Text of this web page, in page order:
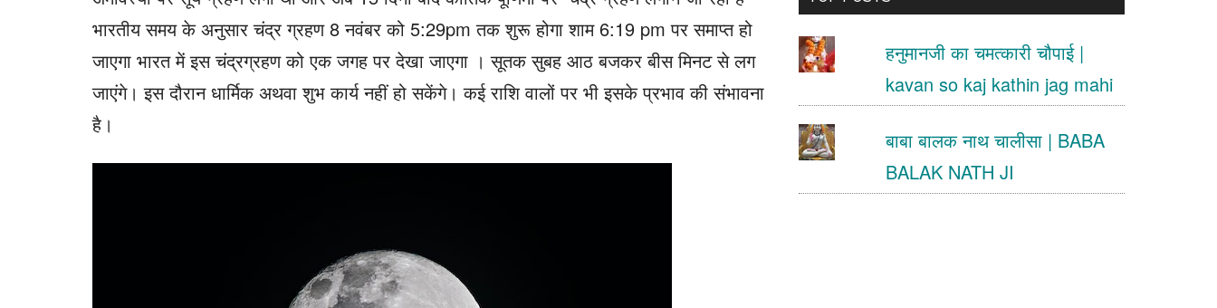
भारतीय समय के अनुसार चंद्र ग्रहण 8 नवंबर को 5:29pm तक शुरू होगा शाम 6:19 pm पर समाप्त हो
जाएगा भारत में इस चंद्रग्रहण को एक जगह पर देखा जाएगा । सूतक सुबह आठ बजकर बीस मिनट से लग
जाएंगे। इस दौरान धार्मिक अथवा शुभ कार्य नहीं हो सकेंगे। कई राशि वालों पर भी इसके प्रभाव की संभावना
है।
...
हनुमानजी का चमत्कारी चौपाई |
kavan so kaj kathin jag mahi
बाबा बालक नाथ चालीसा | BABA
BALAK NATH JI